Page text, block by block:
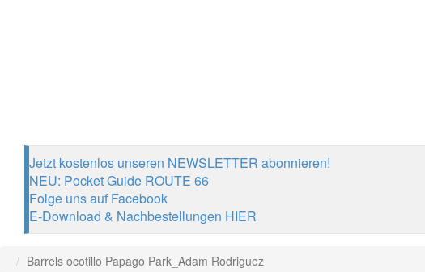
Jetzt kostenlos unseren NEWSLETTER abonnieren!
NEU: Pocket Guide ROUTE 66
Folge uns auf Facebook
E-Download & Nachbestellungen HIER
Barrels ocotillo Papago Park_Adam Rodriguez